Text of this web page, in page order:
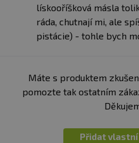
lískooříšková másla
ráda, chutnají mi, ale
pistácie) - tohle bych
Máte s produktem
pomozte tak ostatním
Přidat vlastní